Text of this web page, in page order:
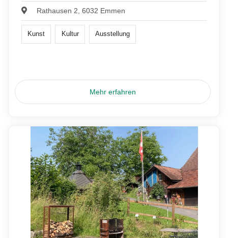
Rathausen 2, 6032 Emmen
Kunst Kultur Ausstellung
Mehr erfahren